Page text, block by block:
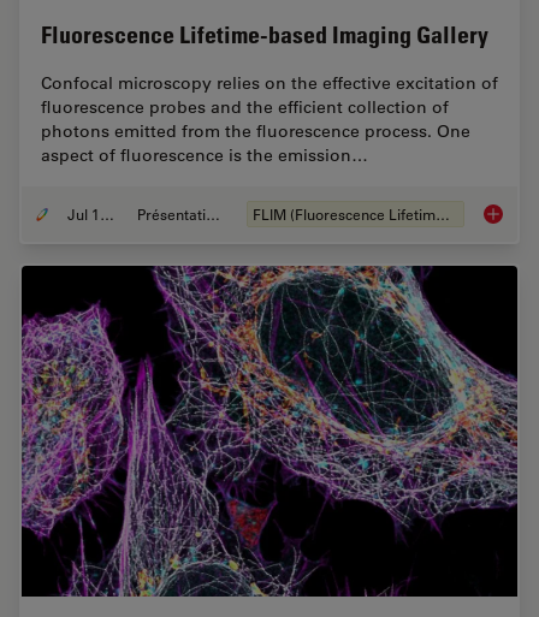
Fluorescence Lifetime-based Imaging Gallery
Confocal microscopy relies on the effective excitation of
fluorescence probes and the efficient collection of
photons emitted from the fluorescence process. One
aspect of fluorescence is the emission…
Jul 12, 2021 Présentations du CSF FLIM (Fluorescence Lifetime Imaging Microscopy)